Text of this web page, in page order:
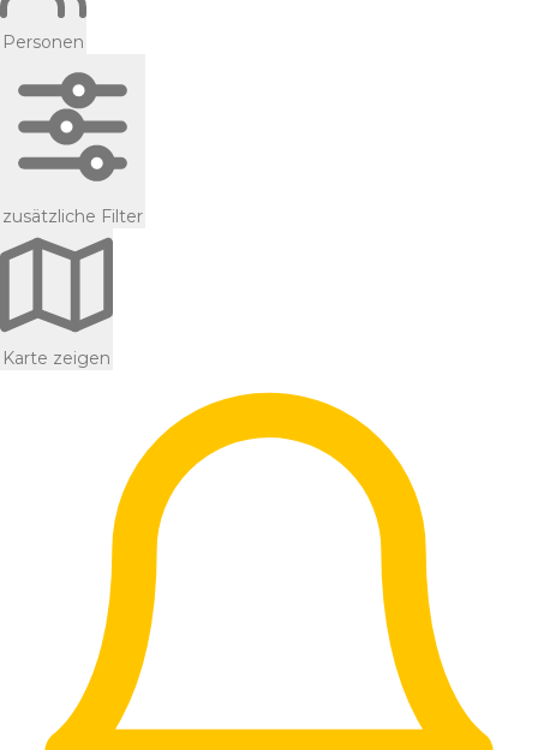
Personen
zusätzliche Filter
Karte zeigen